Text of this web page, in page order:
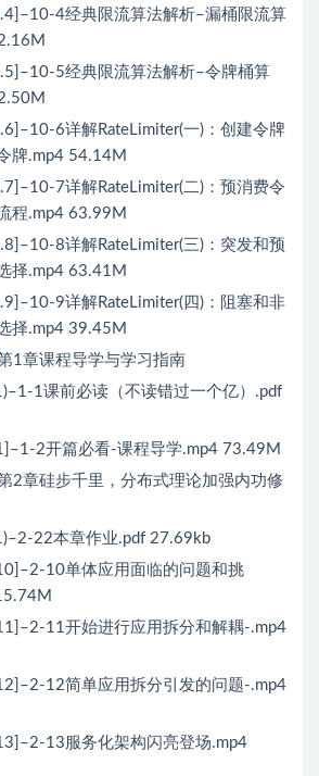
4经典限流算法解析–漏桶限流算
5经典限流算法解析–令牌桶算
6详解RateLimiter(一)：创建令牌
牌.mp4 54.14M
7详解RateLimiter(二)：预消费令
程.mp4 63.99M
8详解RateLimiter(三)：突发和预
择.mp4 63.41M
9详解RateLimiter(四)：阻塞和非
择.mp4 39.45M
1章课程导学与学习指南
1课前必读（不读错过一个亿）.pdf
2开篇必看-课程导学.mp4 73.49M
2章硅步千里，分布式理论加强内功修
22本章作业.pdf 27.69kb
10单体应用面临的问题和挑
11开始进行应用拆分和解耦-.mp4
12简单应用拆分引发的问题-.mp4
13服务化架构闪亮登场.mp4